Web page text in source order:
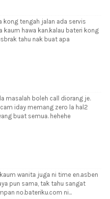
kong tengah jalan ada servis
kaum hawa kan.kalau bateri kong
tahu nak buat apa
masalah boleh call diorang je.
iday memang zero la hal2
buat semua. hehehe
wanita juga ni time en.asben
pun sama, tak tahu sangat
no.bateriku.com ni...